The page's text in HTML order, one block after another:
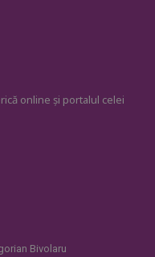
online și portalul celei
Bivolaru